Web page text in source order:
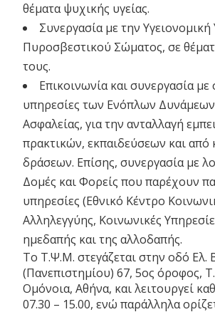
θέματα ψυχικής υγείας.
Συνεργασία με την
Πυροσβεστικού Σώματος, σε
τους.
Επικοινωνία και συνεργασία με
υπηρεσίες των Ενόπλων
Ασφαλείας, για την ανταλλαγή
πρακτικών, εκπαιδεύσεων και από
δράσεων. Επίσης, συνεργασία με
Δομές και Φορείς που παρέχουν
υπηρεσίες (Εθνικό Κέντρο
Αλληλεγγύης, Κοινωνικές
ημεδαπής και της αλλοδαπής.
Το Τ.Ψ.Μ. στεγάζεται στην οδό Ελ.
(Πανεπιστημίου) 67, 5ος όροφος,
Ομόνοια, Αθήνα, και λειτουργεί
07.30 – 15.00, ενώ παράλληλα